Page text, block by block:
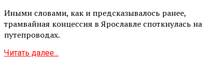
Иными словами, как и предсказывалось ранее,
трамвайная концессия в Ярославле споткнулась на
путепроводах.
Читать далее...